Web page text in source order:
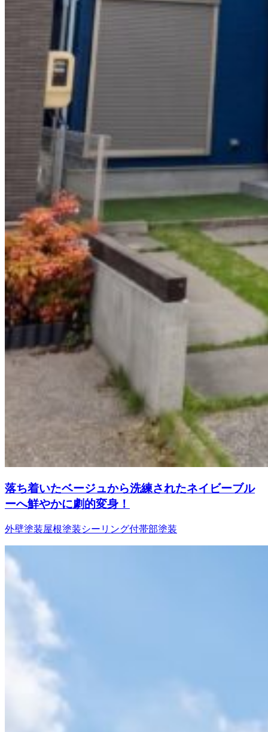
落ち着いたベージュから洗練されたネイビーブル
ーへ鮮やかに劇的変身！
外壁塗装屋根塗装シーリング付帯部塗装